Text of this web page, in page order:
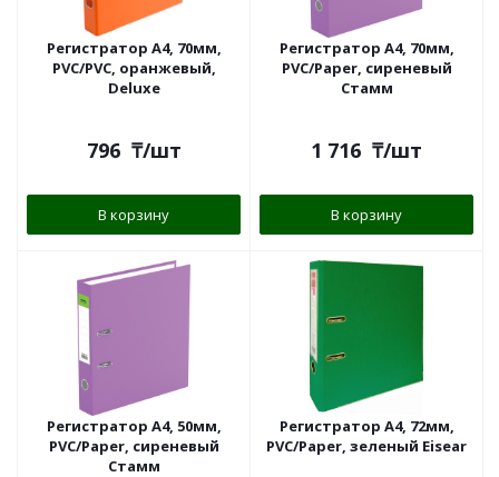
Регистратор A4, 70мм,
PVC/PVC, оранжевый,
Deluxe
796 ₸/шт
В корзину
Регистратор А4, 70мм,
PVC/Paper, сиреневый
Стамм
1 716 ₸/шт
В корзину
Регистратор А4, 50мм,
PVC/Paper, сиреневый
Стамм
Регистратор A4, 72мм,
PVC/Paper, зеленый Eisear